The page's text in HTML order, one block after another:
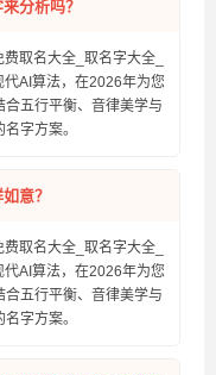
分析吗？
取名大全_取名字大全_
AI算法，在2026年为您
五行平衡、音律美学与
字方案。
意？
取名大全_取名字大全_
AI算法，在2026年为您
五行平衡、音律美学与
字方案。